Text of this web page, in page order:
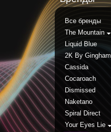
Все бренды
The Mountain
Liquid Blue
2K By Gingham
Cassida
Cocaroach
Dismissed
Naketano
Spiral Direct
Your Eyes Lie